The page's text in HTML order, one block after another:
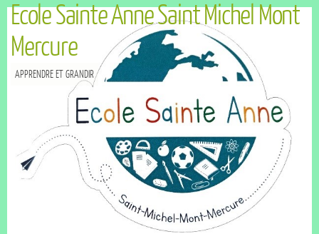
Ecole Sainte Anne Saint Michel Mont
Mercure
APPRENDRE ET GRANDIR